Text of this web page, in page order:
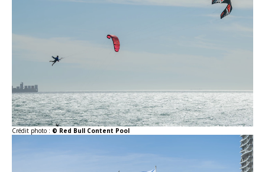
Crédit photo : © Red Bull Content Pool